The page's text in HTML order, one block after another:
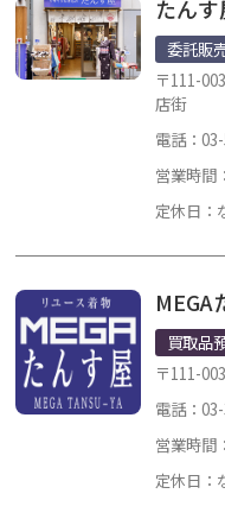
たん
委託販
〒111-
店街
電話：
営業時間
定休日：
MEGA
買取品
〒111-
電話：
営業時間
定休日：